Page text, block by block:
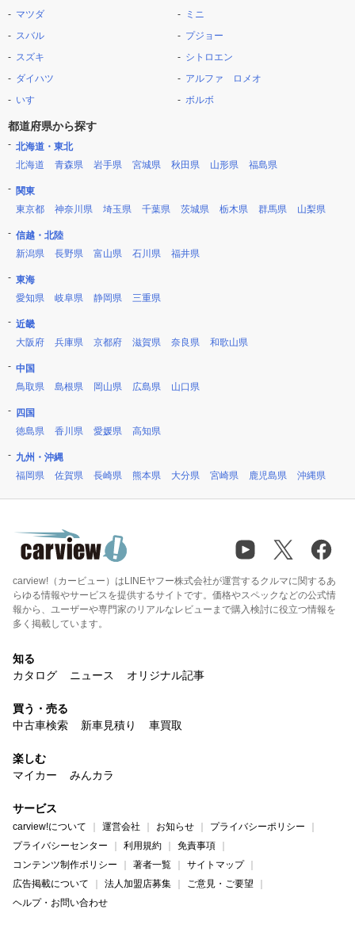
マツダ
スバル
スズキ
ダイハツ
いすゞ
ミニ
プジョー
シトロエン
アルファ ロメオ
ボルボ
都道府県から探す
北海道・東北
北海道
青森県 岩手県 宮城県 秋田県 山形県 福島県
関東
東京都
神奈川県 埼玉県 千葉県 茨城県 栃木県 群馬県 山梨県
信越・北陸
新潟県
長野県 富山県 石川県 福井県
東海
愛知県
岐阜県 静岡県 三重県
近畿
大阪府
兵庫県 京都府 滋賀県 奈良県 和歌山県
中国
鳥取県
島根県 岡山県 広島県 山口県
四国
徳島県
香川県 愛媛県 高知県
九州・沖縄
福岡県
佐賀県 長崎県 熊本県 大分県 宮崎県 鹿児島県 沖縄県
carview!（カービュー）はLINEヤフー株式会社が運営するクルマに関するあ
らゆる情報やサービスを提供するサイトです。価格やスペックなどの公式情
報から、ユーザーや専門家のリアルなレビューまで購入検討に役立つ情報を
多く掲載しています。
知る
カタログ
ニュース オリジナル記事
買う・売る
中古車検索
新車見積り 車買取
楽しむ
マイカー
みんカラ
サービス
carview!について 運営会社 お知らせ
プライバシーポリシー
プライバシーセンター
利用規約
免責事項
コンテンツ制作ポリシー
著者一覧
サイトマップ
広告掲載について
法人加盟店募集
ご意見・ご要望
ヘルプ・お問い合わせ